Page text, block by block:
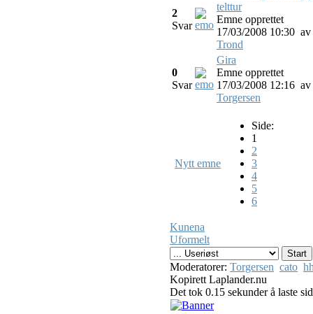
2
Svar
telttur
Emne opprettet
17/03/2008 10:30 av
Trond
0
Svar
Gira
Emne opprettet
17/03/2008 12:16 av
Torgersen
Nytt emne
Side:
1
2
3
4
5
6
Kunena
Uformelt
Moderatorer: Torgersen cato
Kopirett Laplander.nu
Det tok 0.15 sekunder å laste